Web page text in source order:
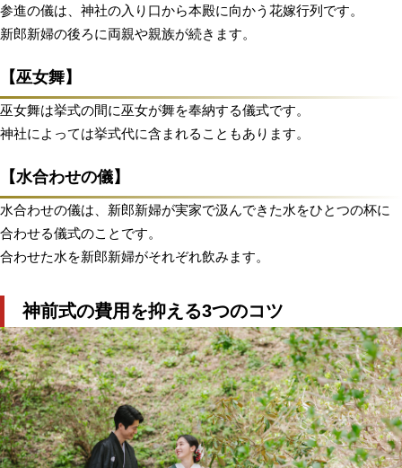
参進の儀は、神社の入り口から本殿に向かう花嫁行列です。
新郎新婦の後ろに両親や親族が続きます。
【巫女舞】
巫女舞は挙式の間に巫女が舞を奉納する儀式です。
神社によっては挙式代に含まれることもあります。
【水合わせの儀】
水合わせの儀は、新郎新婦が実家で汲んできた水をひとつの杯に
合わせる儀式のことです。
合わせた水を新郎新婦がそれぞれ飲みます。
神前式の費用を抑える3つのコツ